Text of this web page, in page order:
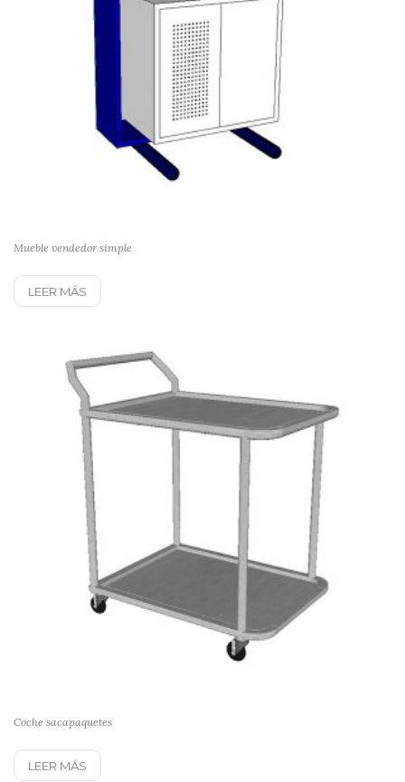
Mueble vendedor simple
LEER MÁS
Coche sacapaquetes
LEER MÁS